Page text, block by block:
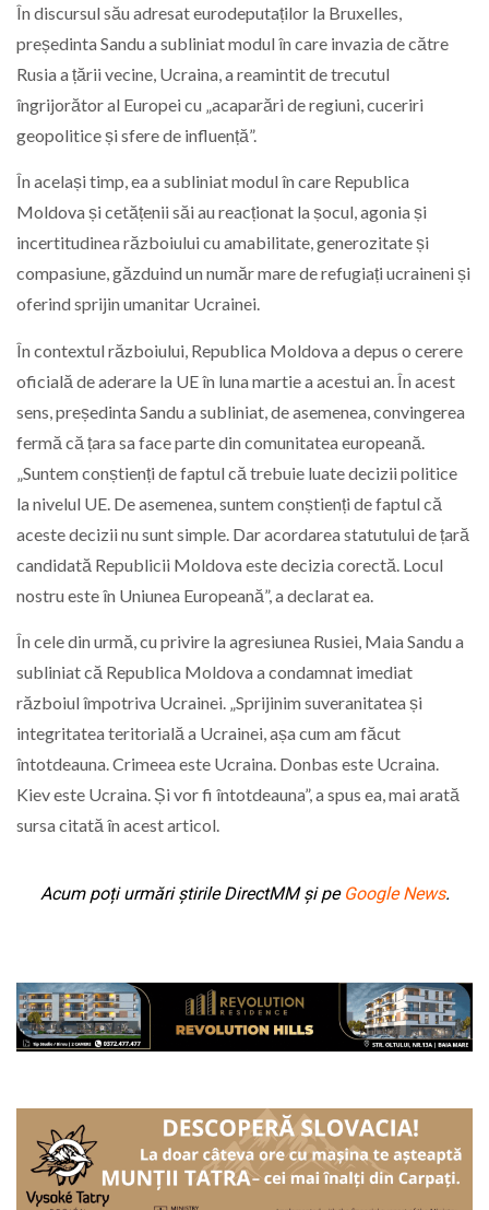
În discursul său adresat eurodeputaților la Bruxelles,
președinta Sandu a subliniat modul în care invazia de către
Rusia a țării vecine, Ucraina, a reamintit de trecutul
îngrijorător al Europei cu „acaparări de regiuni, cuceriri
geopolitice și sfere de influență”.
În același timp, ea a subliniat modul în care Republica
Moldova și cetățenii săi au reacționat la șocul, agonia și
incertitudinea războiului cu amabilitate, generozitate și
compasiune, găzduind un număr mare de refugiați ucraineni și
oferind sprijin umanitar Ucrainei.
În contextul războiului, Republica Moldova a depus o cerere
oficială de aderare la UE în luna martie a acestui an. În acest
sens, președinta Sandu a subliniat, de asemenea, convingerea
fermă că țara sa face parte din comunitatea europeană.
„Suntem conștienți de faptul că trebuie luate decizii politice
la nivelul UE. De asemenea, suntem conștienți de faptul că
aceste decizii nu sunt simple. Dar acordarea statutului de țară
candidată Republicii Moldova este decizia corectă. Locul
nostru este în Uniunea Europeană”, a declarat ea.
În cele din urmă, cu privire la agresiunea Rusiei, Maia Sandu a
subliniat că Republica Moldova a condamnat imediat
războiul împotriva Ucrainei. „Sprijinim suveranitatea și
integritatea teritorială a Ucrainei, așa cum am făcut
întotdeauna. Crimeea este Ucraina. Donbas este Ucraina.
Kiev este Ucraina. Și vor fi întotdeauna”, a spus ea, mai arată
sursa citată în acest articol.
Acum poți urmări știrile DirectMM și pe Google News.